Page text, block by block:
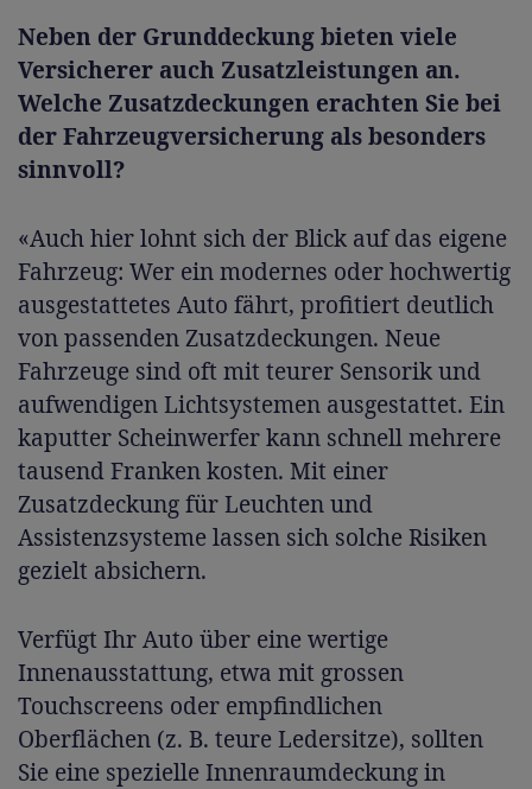
Neben der Grunddeckung bieten viele
Versicherer auch Zusatzleistungen an.
Welche Zusatzdeckungen erachten Sie bei
der Fahrzeugversicherung als besonders
sinnvoll?
«Auch hier lohnt sich der Blick auf das eigene
Fahrzeug: Wer ein modernes oder hochwertig
ausgestattetes Auto fährt, profitiert deutlich
von passenden Zusatzdeckungen. Neue
Fahrzeuge sind oft mit teurer Sensorik und
aufwendigen Lichtsystemen ausgestattet. Ein
kaputter Scheinwerfer kann schnell mehrere
tausend Franken kosten. Mit einer
Zusatzdeckung für Leuchten und
Assistenzsysteme lassen sich solche Risiken
gezielt absichern.
Verfügt Ihr Auto über eine wertige
Innenausstattung, etwa mit grossen
Touchscreens oder empfindlichen
Oberflächen (z. B. teure Ledersitze), sollten
Sie eine spezielle Innenraumdeckung in